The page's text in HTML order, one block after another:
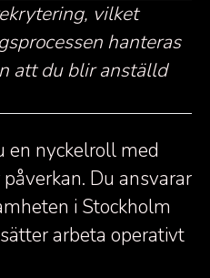
vilket
hanteras
att du blir anställd
en nyckelroll med
Du ansvarar
i Stockholm
arbeta operativt